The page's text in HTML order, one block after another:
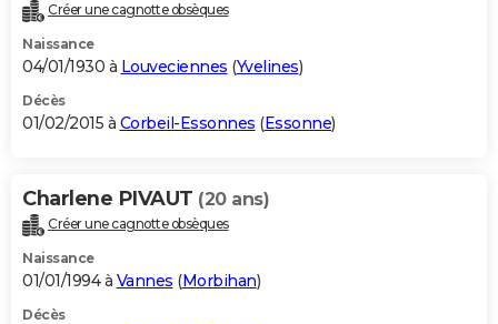
Créer une cagnotte obsèques
Naissance
04/01/1930 à Louveciennes (Yvelines)
Décès
01/02/2015 à Corbeil-Essonnes (Essonne)
Charlene PIVAUT (20 ans)
Créer une cagnotte obsèques
Naissance
01/01/1994 à Vannes (Morbihan)
Décès